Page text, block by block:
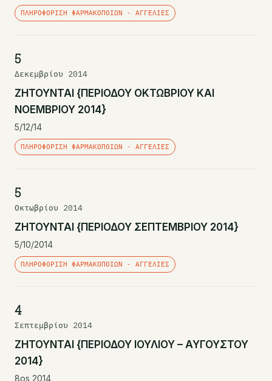
ΠΛΗΡΟΦΌΡΙΣΗ ΦΑΡΜΑΚΟΠΟΙΏΝ - ΑΓΓΕΛΊΕΣ
5
Δεκεμβρίου 2014
ΖΗΤΟΥΝΤΑΙ {ΠΕΡΙΟΔΟΥ ΟΚΤΩΒΡΙΟΥ ΚΑΙ
ΝΟΕΜΒΡΙΟΥ 2014}
5/12/14
ΠΛΗΡΟΦΌΡΙΣΗ ΦΑΡΜΑΚΟΠΟΙΏΝ - ΑΓΓΕΛΊΕΣ
5
Οκτωβρίου 2014
ΖΗΤΟΥΝΤΑΙ {ΠΕΡΙΟΔΟΥ ΣΕΠΤΕΜΒΡΙΟΥ 2014}
5/10/2014
ΠΛΗΡΟΦΌΡΙΣΗ ΦΑΡΜΑΚΟΠΟΙΏΝ - ΑΓΓΕΛΊΕΣ
4
Σεπτεμβρίου 2014
ΖΗΤΟΥΝΤΑΙ {ΠΕΡΙΟΔΟΥ ΙΟΥΛΙΟΥ – ΑΥΓΟΥΣΤΟΥ
2014}
8os 2014